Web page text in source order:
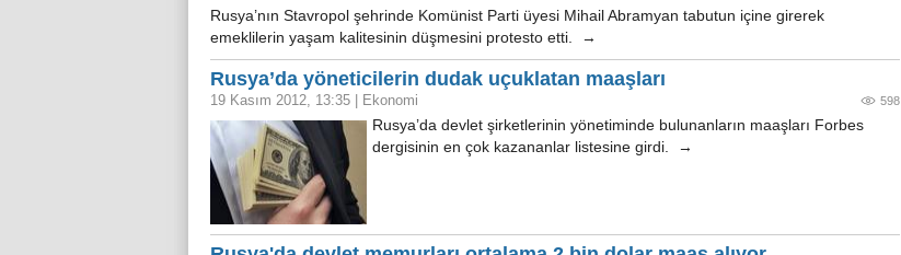
Rusya’nın Stavropol şehrinde Komünist Parti üyesi Mihail Abramyan tabutun içine girerek
emeklilerin yaşam kalitesinin düşmesini protesto etti. →
Rusya’da yöneticilerin dudak uçuklatan maaşları
19 Kasım 2012, 13:35 Ekonomi 598
Rusya’da devlet şirketlerinin yönetiminde bulunanların maaşları Forbes
dergisinin en çok kazananlar listesine girdi. →